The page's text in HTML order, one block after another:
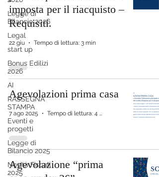
Legge di
Bilancio 2026
Legal
start up
Bonus Edilizi
2026
AI
RASSEGNA
STAMPA
Eventi e
progetti
Legge di
Bilancio 2025
Novità Fiscali
2025
imposta per il riacquisto –
Requisiti.
22 giu Tempo di lettura: 3 min
Agevolazioni prima casa
7 ago 2025 Tempo di lettura: 4 min
Agevolazione “prima